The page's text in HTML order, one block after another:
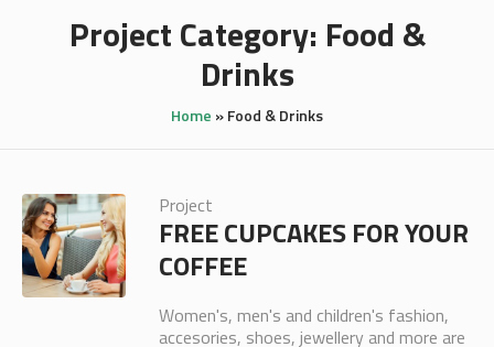
Project Category: Food &
Drinks
Home »Food & Drinks
Project
FREE CUPCAKES FOR YOUR
COFFEE
Women's, men's and children's fashion,
accesories, shoes, jewellery and more are